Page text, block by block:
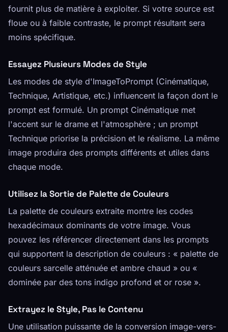
fournit plus de matière à exploiter. Si votre source est
floue ou à faible contraste, le prompt résultant sera
moins spécifique.
Essayez Plusieurs Modes de Style
Les modes de style d'ImageToPrompt (Cinématique,
Technique, Artistique, etc.) influencent la façon dont le
prompt est formulé. Un prompt Cinématique met
l'accent sur le drame et l'atmosphère ; un prompt
Technique priorise la précision et le réalisme. La même
image produira des prompts différents et utiles dans
chaque mode.
Utilisez la Sortie de Palette de Couleurs
La palette de couleurs extraite montre les codes
hexadécimaux dominants de votre image. Vous
pouvez les référencer directement dans les prompts
qui supportent la description de couleurs : « palette de
couleurs sarcelle atténuée et ambre chaud » ou «
dominée par des tons indigo profond et or rose ».
Extrayez le Style, Pas le Contenu
Une utilisation puissante de la conversion image-vers-